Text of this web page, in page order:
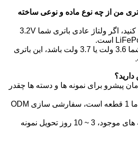
باتری من از چه نوع ماده و نوعی ساخته
*لطفا به بدن باتری نگاه کنید، اگر ولتاژ عادی باتری شما 3.2V
*اگر ولتاژ عادی باتری شما 3.6 ولت یا 3.7 ولت باشد، این باتری
پیشرو برای نمونه ها و دسته ها چقدر
*حداقل مقدار سفارش ما 1 قطعه است، سفارشی سازی ODM
* 1 ~ 3 روز تحویل نمونه های موجود، 3 ~ 10 روز تحویل نمونه